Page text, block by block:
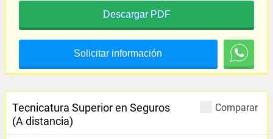
Descargar PDF
Solicitar información
Comparar
Tecnicatura Superior en Seguros
(A distancia)